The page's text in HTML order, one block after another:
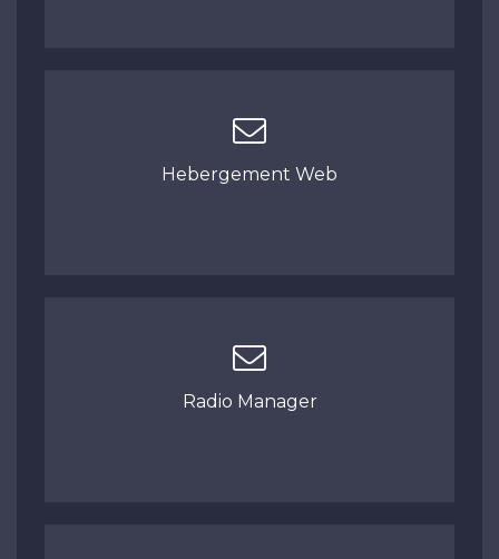
Hebergement Web
Radio Manager